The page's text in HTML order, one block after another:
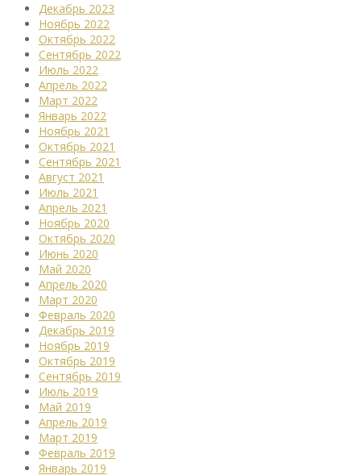
Декабрь 2023
Ноябрь 2022
Октябрь 2022
Сентябрь 2022
Июль 2022
Апрель 2022
Март 2022
Январь 2022
Ноябрь 2021
Октябрь 2021
Сентябрь 2021
Август 2021
Июль 2021
Апрель 2021
Ноябрь 2020
Октябрь 2020
Июнь 2020
Май 2020
Апрель 2020
Март 2020
Февраль 2020
Декабрь 2019
Ноябрь 2019
Октябрь 2019
Сентябрь 2019
Июль 2019
Май 2019
Апрель 2019
Март 2019
Февраль 2019
Январь 2019